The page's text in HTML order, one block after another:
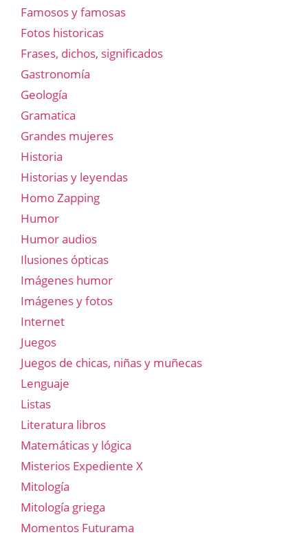
Famosos y famosas
Fotos historicas
Frases, dichos, significados
Gastronomía
Geología
Gramatica
Grandes mujeres
Historia
Historias y leyendas
Homo Zapping
Humor
Humor audios
Ilusiones ópticas
Imágenes humor
Imágenes y fotos
Internet
Juegos
Juegos de chicas, niñas y muñecas
Lenguaje
Listas
Literatura libros
Matemáticas y lógica
Misterios Expediente X
Mitología
Mitología griega
Momentos Futurama